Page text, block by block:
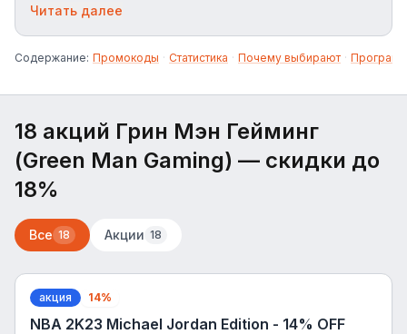
магазин цифровых игр и подписок.
Используйте промокоды Грин Мэн Гейминг,
чтобы получить скидку до 18% на покупки.»
Читать далее
Содержание: Промокоды · Статистика · Почему выбирают ·
18 акций Грин Мэн Гейминг
(Green Man Gaming) — скидки до
18%
Все 18 Акции 18
акция 14%
NBA 2K23 Michael Jordan Edition - 14% OFF